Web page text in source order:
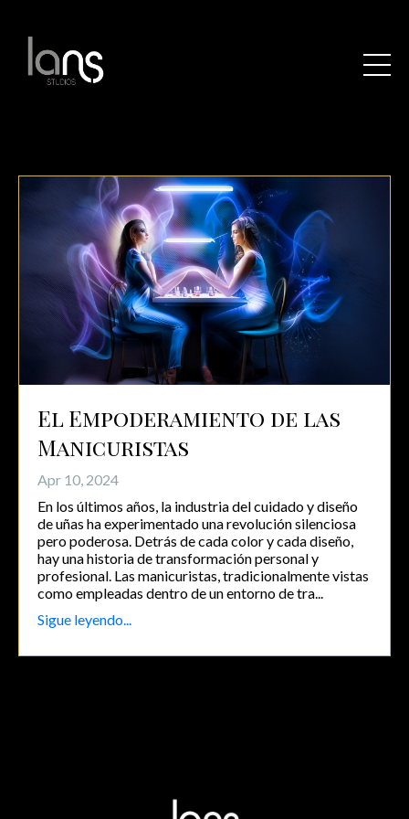
El Empoderamiento de las
Manicuristas
Apr 10, 2024
En los últimos años, la industria del cuidado y diseño
de uñas ha experimentado una revolución silenciosa
pero poderosa. Detrás de cada color y cada diseño,
hay una historia de transformación personal y
profesional. Las manicuristas, tradicionalmente vistas
como empleadas dentro de un entorno de tra...
Sigue leyendo...